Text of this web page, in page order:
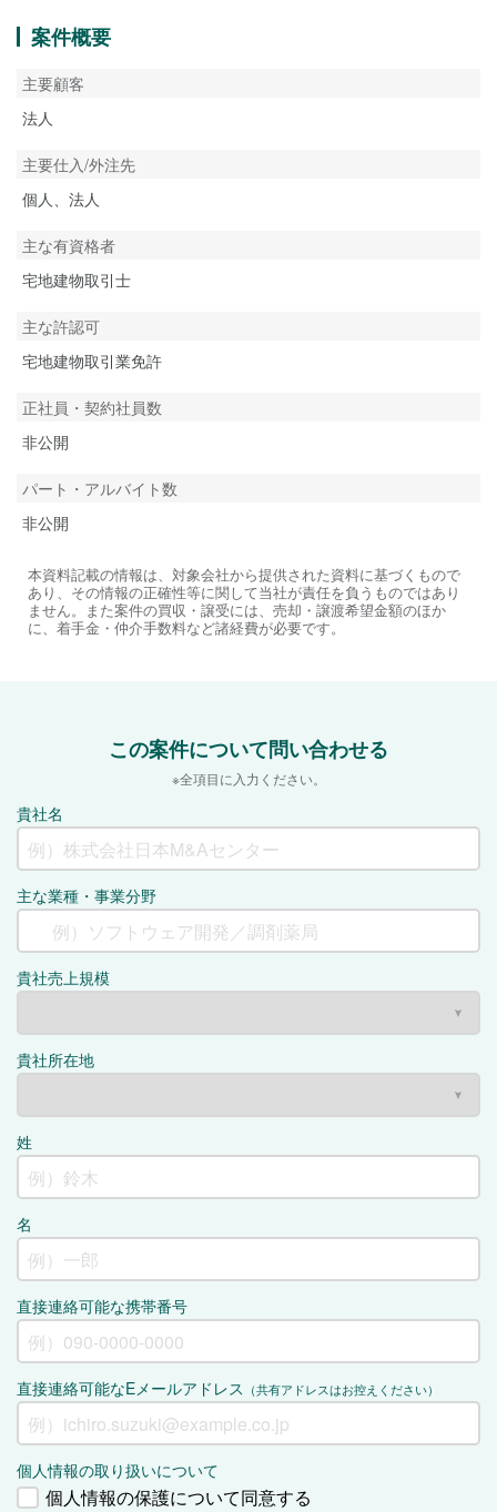
案件概要
主要顧客
法人
主要仕入/外注先
個人、法人
主な有資格者
宅地建物取引士
主な許認可
宅地建物取引業免許
正社員・契約社員数
非公開
パート・アルバイト数
非公開
本資料記載の情報は、対象会社から提供された資料に基づくもので
あり、その情報の正確性等に関して当社が責任を負うものではあり
ません。また案件の買収・譲受には、売却・譲渡希望金額のほか
に、着手金・仲介手数料など諸経費が必要です。